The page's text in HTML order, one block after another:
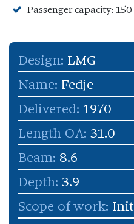
Passenger capacity:
Design: LMG
Name: Fedje
Delivered: 1970
Length OA: 31.0
Beam: 8.6
Depth: 3.9
Scope of work: